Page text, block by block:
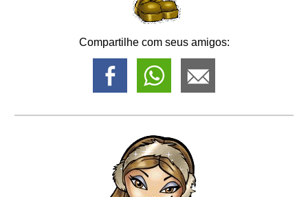
Compartilhe com seus amigos: